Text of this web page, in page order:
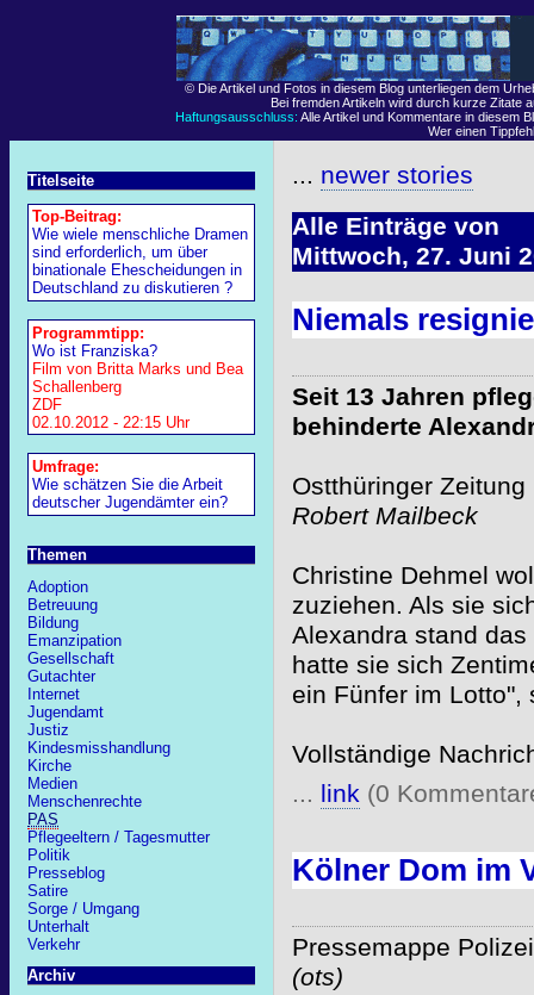
© Die Artikel und Fotos in diesem Blog unterliegen dem
Bei fremden Artikeln wird durch kurze Zitate
Haftungsausschluss: Alle Artikel und Kommentare in diesem
Wer einen
Titelseite
Top-Beitrag:
Wie wiele menschliche Dramen
sind erforderlich, um über
binationale Ehescheidungen in
Deutschland zu diskutieren ?
Programmtipp:
Wo ist Franziska?
Film von Britta Marks und Bea
Schallenberg
ZDF
02.10.2012 - 22:15 Uhr
Umfrage:
Wie schätzen Sie die Arbeit
deutscher Jugendämter ein?
Themen
Adoption
Betreuung
Bildung
Emanzipation
Gesellschaft
Gutachter
Internet
Jugendamt
Justiz
Kindesmisshandlung
Kirche
Medien
Menschenrechte
PAS
Pflegeeltern / Tagesmutter
Politik
Presseblog
Satire
Sorge / Umgang
Unterhalt
Verkehr
Archiv
... newer stories
Alle Einträge von
Mittwoch, 27. Juni
Niemals
Seit 13 Jahren
behinderte
Ostthüringer
Robert Mailbeck
Christine Dehmel
zuziehen. Als sie
Alexandra stand
hatte sie sich
ein Fünfer im Lotto",
Vollständige
... link(0
Kölner Dom im
Pressemappe
(ots)